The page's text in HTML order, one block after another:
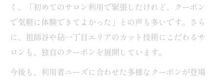
く、「初めてのサロン利用で緊張したけれど、クーポン
で気軽に体験できてよかった」との声も多いです。さら
に、祖師谷や砧一丁目エリアのカット技術にこだわるサ
ロンも、独自のクーポンを展開しています。
今後も、利用者ニーズに合わせた多様なクーポンが登場